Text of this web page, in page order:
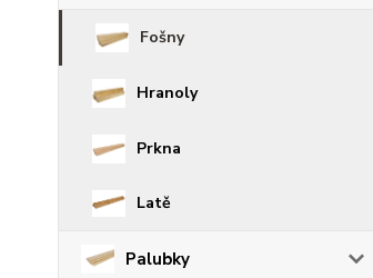
Fošny
Hranoly
Prkna
Latě
Palubky